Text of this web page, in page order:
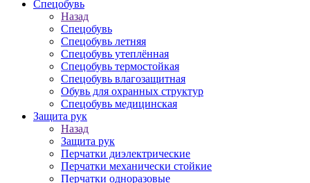
Спецобувь
Назад
Спецобувь
Спецобувь летняя
Спецобувь утеплённая
Спецобувь термостойкая
Спецобувь влагозащитная
Обувь для охранных структур
Спецобувь медицинская
Защита рук
Назад
Защита рук
Перчатки диэлектрические
Перчатки механически стойкие
Перчатки одноразовые